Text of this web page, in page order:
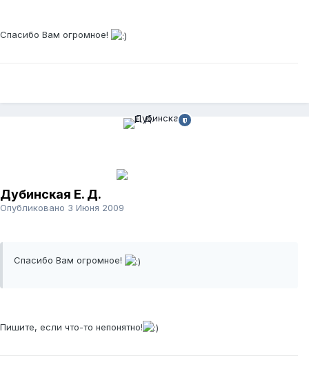
Спасибо Вам огромное!
Дубинская Е. Д.
Опубликовано 3 Июня 2009
Спасибо Вам огромное!
Пишите, если что-то непонятно!